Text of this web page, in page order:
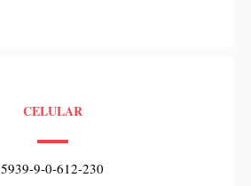
CELULAR
5939-9-0-612-230